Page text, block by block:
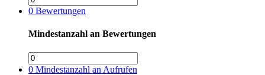
0 Bewertungen
Mindestanzahl an Bewertungen
0 Mindestanzahl an Aufrufen